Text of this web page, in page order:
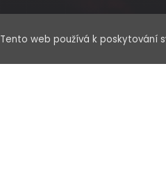
Tento web používá k poskytování